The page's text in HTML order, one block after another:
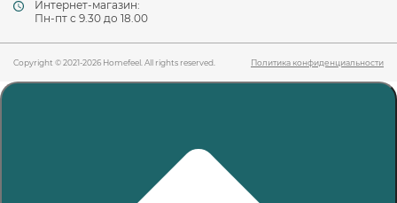
Интернет-магазин:
Пн-пт c 9.30 до 18.00
Copyright © 2021-2026 Homefeel. All rights reserved. Политика конфиденциальности